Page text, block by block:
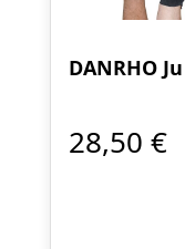
DANRHO
28,50 €